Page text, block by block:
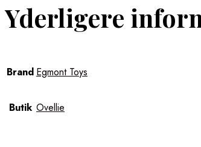
Yderligere
Brand Egmont Toys
Butik Ovellie